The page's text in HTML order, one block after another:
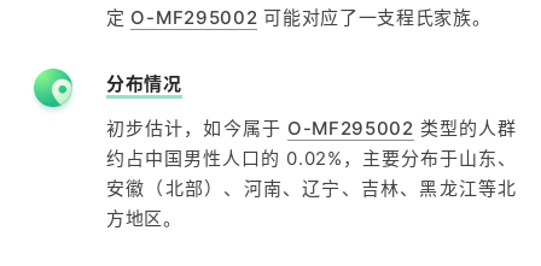
定 O-MF295002 可能对应了一支程氏家族。
分布情况
初步估计，如今属于 O-MF295002 类型的人群
约占中国男性人口的 0.02%，主要分布于山东、
安徽（北部）、河南、辽宁、吉林、黑龙江等北
方地区。